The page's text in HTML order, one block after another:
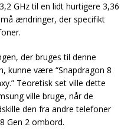
GHz til en lidt hurtigere 3,36
ændringer, der specifikt
der bruges til denne
kunne være “Snapdragon 8
Teoretisk set ville dette
ville bruge, når de
den fra andre telefoner
Gen 2 ombord.